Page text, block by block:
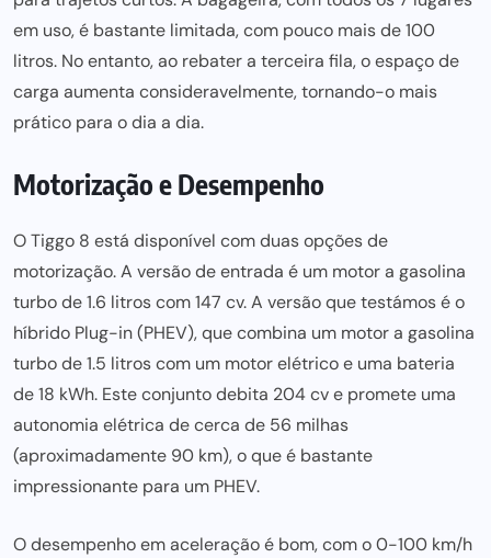
em uso, é bastante limitada, com pouco mais de 100
litros. No entanto, ao rebater a terceira fila, o espaço de
carga aumenta consideravelmente, tornando-o mais
prático para o dia a dia.
Motorização e Desempenho
O Tiggo 8 está disponível com duas opções de
motorização. A versão de entrada é um motor a gasolina
turbo de 1.6 litros com 147 cv. A versão que testámos é o
híbrido Plug-in (PHEV), que combina um motor a gasolina
turbo de 1.5 litros com um motor elétrico e uma bateria
de 18 kWh. Este conjunto debita 204 cv e promete uma
autonomia elétrica de cerca de 56 milhas
(aproximadamente 90 km), o que é bastante
impressionante para um PHEV.
O desempenho em aceleração é bom, com o 0-100 km/h